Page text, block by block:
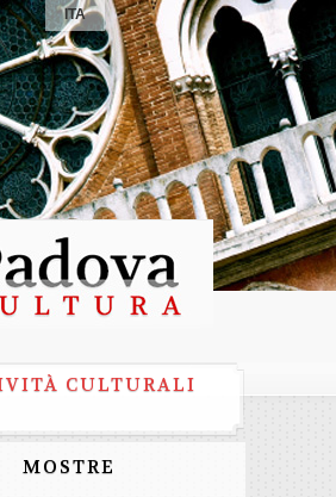
ITA
CULTURALI
MOSTRE